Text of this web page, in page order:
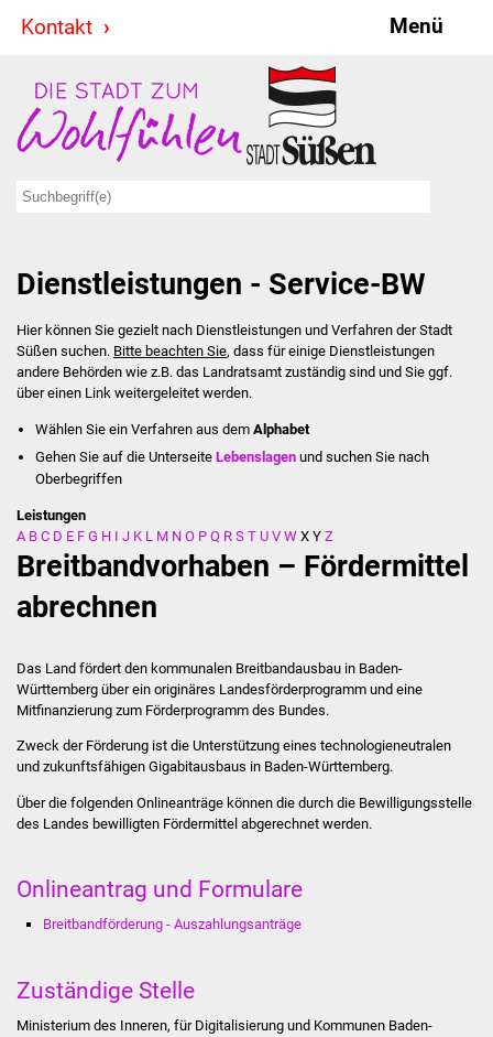
Kontakt Menü
Stadt & Politik
Bürgermeister
Ausschüsse
Ratsinformationssystem
Jugendbeirat
Summerrockfestival
Stadtverwaltung
Stellenangebote
Kontakt
Veröffentlichungen
FNP / Bebauungspläne
Dienstleistungen - Service-BW
Hier können Sie gezielt nach Dienstleistungen und Verfahren der Stadt
Süßen suchen. Bitte beachten Sie, dass für einige Dienstleistungen
andere Behörden wie z.B. das Landratsamt zuständig sind und Sie ggf.
über einen Link weitergeleitet werden.
Wählen Sie ein Verfahren aus dem Alphabet
Gehen Sie auf die UnterseiteLebenslagen und suchen Sie nach
Oberbegriffen
Leistungen
A B C D E F G H I J K L M N O P Q R S T U V W X Y Z
Breitbandvorhaben – Fördermittel
abrechnen
Das Land fördert den kommunalen Breitbandausbau in Baden-
Württemberg über ein originäres Landesförderprogramm und eine
Mitfinanzierung zum Förderprogramm des Bundes.
Zweck der Förderung ist die Unterstützung eines technologieneutralen
und zukunftsfähigen Gigabitausbaus in Baden-Württemberg.
Über die folgenden Onlineanträge können die durch die Bewilligungsstelle
des Landes bewilligten Fördermittel abgerechnet werden.
Onlineantrag und Formulare
Breitbandförderung - Auszahlungsanträge
Zuständige Stelle
Ministerium des Inneren, für Digitalisierung und Kommunen Baden-